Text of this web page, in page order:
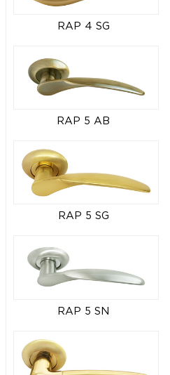
RAP 4 SG
RAP 5 AB
RAP 5 SG
RAP 5 SN